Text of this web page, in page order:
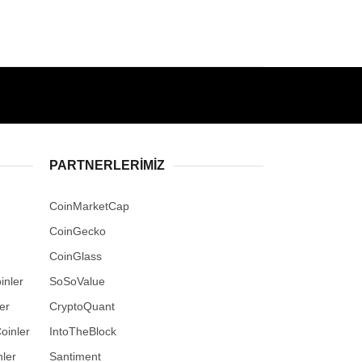
PARTNERLERIMIZ
CoinMarketCap
CoinGecko
CoinGlass
SoSoValue
CryptoQuant
IntoTheBlock
Santiment